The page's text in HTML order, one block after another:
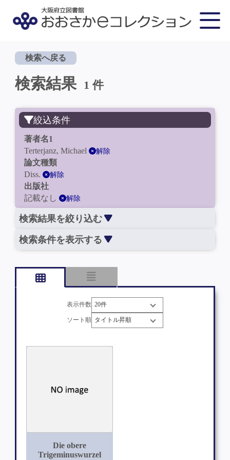
検索へ戻る
検索結果 1 件
絞込条件
著者名1
Terterjanz, Michael
解除
論文種類
Diss.
解除
出版社
記載なし
解除
検索結果を絞り込む
検索条件を表示する
表示件数
ソート順
Die obere
Trigeminuswurzel